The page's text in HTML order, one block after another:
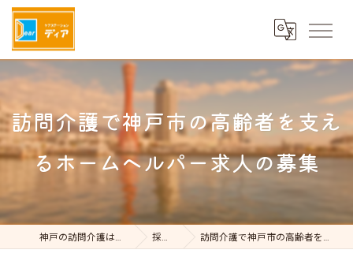
訪問介護で神戸市の高齢者を支え
るホームヘルパー求人の募集
神戸の訪問介護はケアステーションDear 採用ブログ 訪問介護で神戸市の高齢者を支えるホームヘルパー求人の募集